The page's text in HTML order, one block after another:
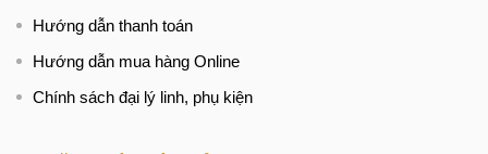
Hướng dẫn thanh toán
Hướng dẫn mua hàng Online
Chính sách đại lý linh, phụ kiện